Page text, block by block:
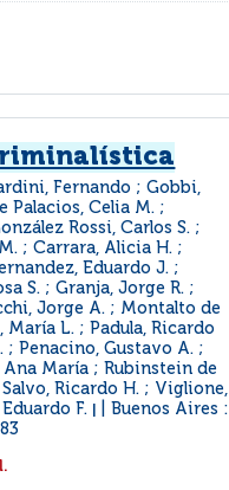
Fernando ; Gobbi,
Palacios, Celia M. ;
Rossi, Carlos S. ;
; Carrara, Alicia H. ;
Eduardo J. ;
S. ; Granja, Jorge R. ;
Jorge A. ; Montalto de
L. ; Padula, Ricardo
; Penacino, Gustavo A. ;
María ; Rubinstein de
Ricardo H. ; Viglione,
F.
Buenos Aires :